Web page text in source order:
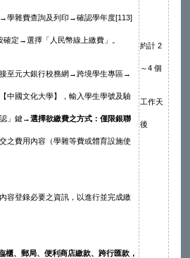
學雜費查詢及列印→確認學年度[113]
確定→選擇「人民幣線上繳費」。
接至元大銀行校務網→跨境學生專區→
中國文化大學】，輸入學生學號及驗
認」鍵→選擇欲繳費之方式：僅限銀聯
之費用內容（學雜等費或體育設施使
內容登錄必要之資訊，以進行並完成繳
櫃、郵局、便利商店繳款、跨行匯款，
約計 2
～4 個
工作天
後